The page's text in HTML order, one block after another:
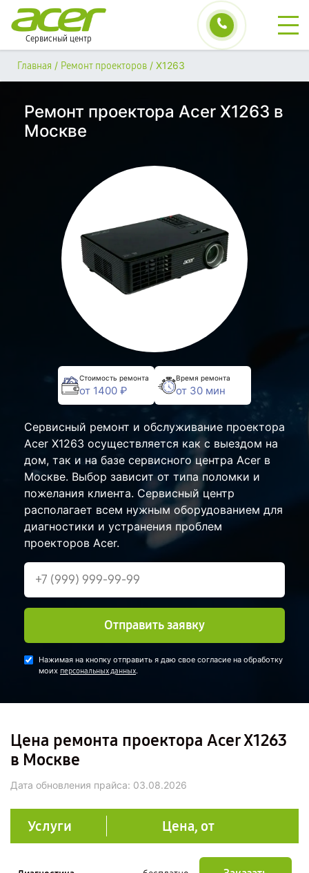
Сервисный центр
Главная / Ремонт проекторов / X1263
Ремонт проектора Acer X1263 в
Москве
Стоимость ремонта
от 1400 ₽
Время ремонта
от 30 мин
Сервисный ремонт и обслуживание проектора
Acer X1263 осуществляется как с выездом на
дом, так и на базе сервисного центра Acer в
Москве. Выбор зависит от типа поломки и
пожелания клиента. Сервисный центр
располагает всем нужным оборудованием для
диагностики и устранения проблем
проекторов Acer.
Отправить заявку
Нажимая на кнопку отправить я даю свое согласие на обработку
моих персональных данных.
Цена ремонта проектора Acer X1263
в Москве
Дата обновления прайса: 03.08.2026
Услуги Цена, от